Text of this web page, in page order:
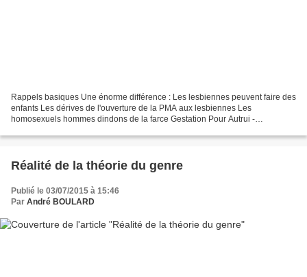
Rappels basiques Une énorme différence : Les lesbiennes peuvent faire des
enfants Les dérives de l'ouverture de la PMA aux lesbiennes Les
homosexuels hommes dindons de la farce Gestation Pour Autrui -
Réalité de la théorie du genre
Publié le 03/07/2015 à 15:46
Par André BOULARD